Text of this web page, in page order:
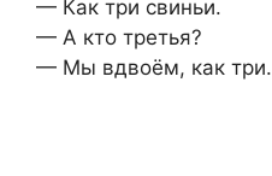
— Как три свиньи.
— А кто третья?
— Мы вдвоём, как три.